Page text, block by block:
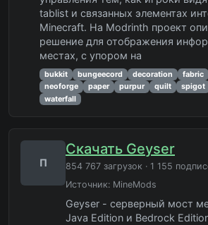
tablist и связанных элементах
Minecraft. На Modrinth проект
решение для отображения
местах, с упором на
bukkit bungeecord decoration fabric
neoforge
paper purpur quilt spigot
waterfall
П
Скачать Geyser
854 767 загрузок · 1 155
Источник: MineMods
Geyser - серверный мост
Java Edition и Bedrock